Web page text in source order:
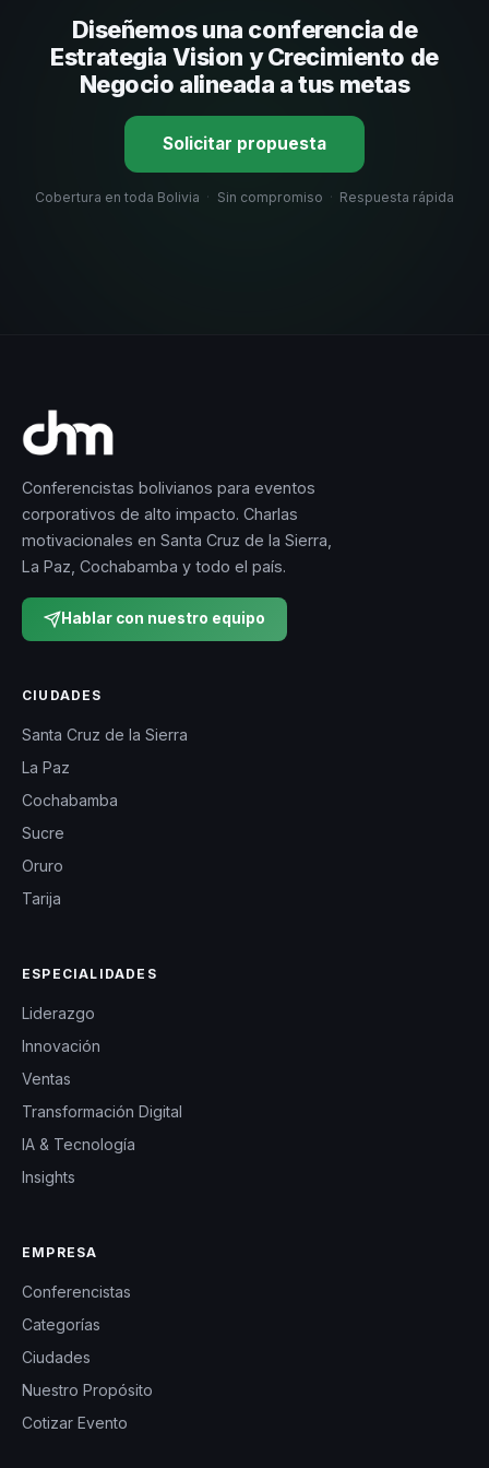
organizacional. En CHM Bolivia te ayudamos con una
selección estratégica basada en estos criterios.
Diseñemos una conferencia de
Estrategia Vision y Crecimiento de
Negocio alineada a tus metas
Solicitar propuesta
Cobertura en toda Bolivia · Sin compromiso · Respuesta rápida
Conferencistas bolivianos para eventos
corporativos de alto impacto. Charlas
motivacionales en Santa Cruz de la Sierra,
La Paz, Cochabamba y todo el país.
Hablar con nuestro equipo
CIUDADES
Santa Cruz de la Sierra
La Paz
Cochabamba
Sucre
Oruro
Tarija
ESPECIALIDADES
Liderazgo
Innovación
Ventas
Transformación Digital
IA & Tecnología
Insights
EMPRESA
Conferencistas
Categorías
Ciudades
Nuestro Propósito
Cotizar Evento